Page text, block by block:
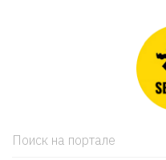
Поиск на портале